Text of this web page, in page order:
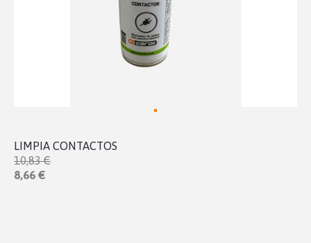
LIMPIA CONTACTOS
10,83 €
8,66 €